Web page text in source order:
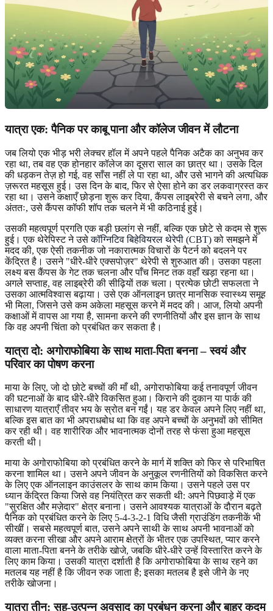
यात्रा एक: पैनिक पर काबू पाना और कॉलेज जीवन में लौटना
जब लियो एक भीड़ भरी लेक्चर हॉल में अपने पहले पैनिक अटैक का अनुभव कर
रहा था, तब वह एक होनहार कॉलेज का दूसरा साल का छात्र था। उसके दिल
की धड़कन तेज़ हो गई, वह साँस नहीं ले पा रहा था, और उसे भागने की अत्यधिक
ज़रूरत महसूस हुई। उस दिन के बाद, फिर से ऐसा होने का डर लकवाग्रस्त कर
रहा था। उसने कक्षाएँ छोड़ना शुरू कर दिया, कैंपस लाइब्रेरी से बचने लगा, और
अंततः, उसे कैंपस कॉफी शॉप तक चलने में भी कठिनाई हुई।
उसकी महत्वपूर्ण प्रगति एक बड़ी छलांग से नहीं, बल्कि एक छोटे से कदम से शुरू
हुई। एक थेरेपिस्ट ने उसेकॉग्निटिव बिहेवियरल थेरेपी (CBT)को समझने में
मदद की, एक ऐसी तकनीक जो नकारात्मक विचारों के पैटर्न को बदलने पर
केंद्रित है। उसने "धीरे-धीरे एक्सपोज़र" थेरेपी से शुरुआत की। उसका पहला
लक्ष्य बस कैंपस के गेट तक चलना और पाँच मिनट तक वहाँ खड़ा रहना था।
अगले सप्ताह, वह लाइब्रेरी की सीढ़ियों तक चला। प्रत्येक छोटी सफलता ने
उसका आत्मविश्वास बढ़ाया। उसे एक ऑनलाइन छात्र मानसिक स्वास्थ्य समूह
भी मिला, जिसने उसे कम अकेला महसूस करने में मदद की। आज, लियो अपनी
कक्षाओं में वापस आ गया है, सामना करने की रणनीतियों और इस ज्ञान के साथ
कि वह अपनी चिंता को प्रबंधित कर सकता है।
यात्रा दो: अगोराफोबिया के साथ माता-पिता बनना – स्वयं और
परिवार का पोषण करना
माया के लिए, जो दो छोटे बच्चों की माँ थी, अगोराफोबिया कई तनावपूर्ण जीवन
की घटनाओं के बाद धीरे-धीरे विकसित हुआ। किराने की दुकान या पार्क की
साधारण यात्राएँ तीव्र भय के स्रोत बन गईं। यह डर केवल अपने लिए नहीं था,
बल्कि इस बात का भी अपराधबोध था कि वह अपने बच्चों के अनुभवों को सीमित
कर रही थी। वह शारीरिक और भावनात्मक दोनों तरह से फंसा हुआ महसूस
करती थी।
माया के अगोराफोबिया को प्रबंधित करने के मार्ग में शक्ति को फिर से परिभाषित
करना शामिल था। उसने अपने जीवन के अनुकूल रणनीतियों को विकसित करने
के लिए एक ऑनलाइन काउंसलर के साथ काम किया। उसने पहले उस पर
ध्यान केंद्रित किया जिसे वह नियंत्रित कर सकती थी: अपने पिछवाड़े में एक
"सुरक्षित और मज़ेदार" क्षेत्र बनाना। उसने आवश्यक यात्राओं के दौरान बढ़ते
पैनिक को प्रबंधित करने के लिए 5-4-3-2-1 विधि जैसी ग्राउंडिंग तकनीकें भी
सीखीं। सबसे महत्वपूर्ण बात, उसने अपने साथी के साथ अपनी भावनाओं को
व्यक्त करना सीखा और अपने आराम क्षेत्रों के भीतर एक उपस्थित, प्यार करने
वाला माता-पिता बनने के तरीके खोजे, जबकि धीरे-धीरे उन्हें विस्तारित करने के
लिए काम किया। उसकी यात्रा दर्शाती है कि अगोराफोबिया के साथ रहने का
मतलब यह नहीं है कि जीवन रुक जाता है; इसका मतलब है इसे जीने के नए
तरीके खोजना।
यात्रा तीन: सह-उत्पन्न अवसाद का प्रबंधन करना और बाहर कदम